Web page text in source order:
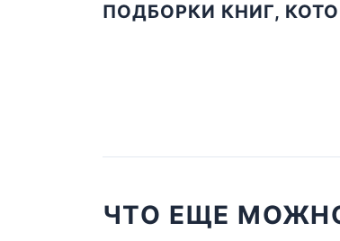
ПОДБОРКИ КНИГ,
ЧТО ЕЩЕ